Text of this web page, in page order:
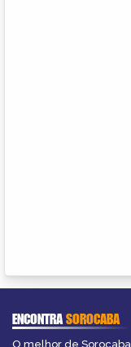
ENCONTRASOROCABA
O melhor de Sorocaba